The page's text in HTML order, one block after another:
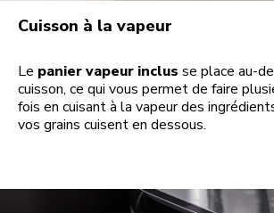
Cuisson à la vapeur
Le panier vapeur inclus se place au-
cuisson, ce qui vous permet de faire
fois en cuisant à la vapeur des
vos grains cuisent en dessous.